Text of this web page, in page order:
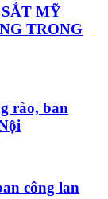
MỸ
TRONG
rào, ban
công lan